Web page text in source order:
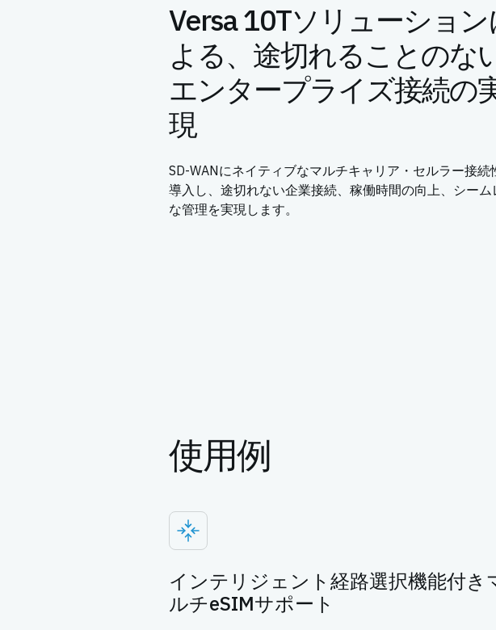
Versa 10Tソリューション
よる、途切れることのな
エンタープライズ接続の
現
SD-WANにネイティブなマルチキャリア・セルラー接続
導入し、途切れない企業接続、稼働時間の向上、シーム
な管理を実現します。
使用例
インテリジェント経路選択機能付き
ルチeSIMサポート